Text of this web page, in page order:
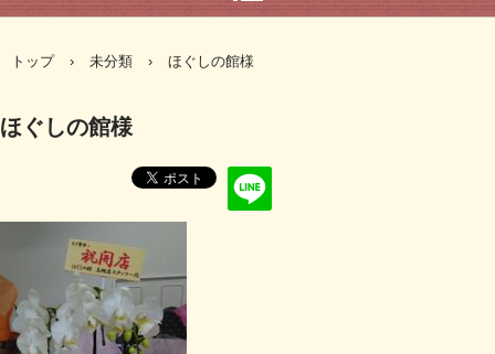
トップ › 未分類 › ほぐしの館様
ほぐしの館様